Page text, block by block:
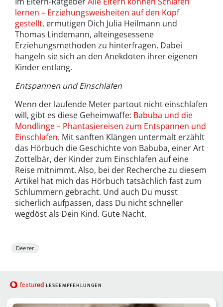
lernen – Erziehungsweisheiten auf den Kopf
gestellt, ermutigen Dich Julia Heilmann und
Thomas Lindemann, alteingesessene
Erziehungsmethoden zu hinterfragen. Dabei
hangeln sie sich an den Anekdoten ihrer eigenen
Kinder entlang.
Entspannen und Einschlafen
Wenn der laufende Meter partout nicht einschlafen
will, gibt es diese Geheimwaffe: Babuba und die
Mondlinge – Phantasiereisen zum Entspannen und
Einschlafen. Mit sanften Klängen untermalt erzählt
das Hörbuch die Geschichte von Babuba, einer Art
Zottelbär, der Kinder zum Einschlafen auf eine
Reise mitnimmt. Also, bei der Recherche zu diesem
Artikel hat mich das Hörbuch tatsächlich fast zum
Schlummern gebracht. Und auch Du musst
sicherlich aufpassen, dass Du nicht schneller
wegdöst als Dein Kind. Gute Nacht.
Deezer
featured LESEEMPFEHLUNGEN